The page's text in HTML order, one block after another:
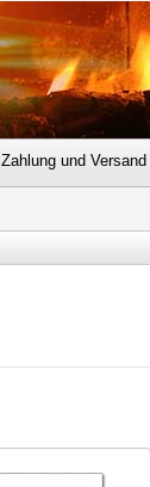
SUCHE
Zahlung und Versand